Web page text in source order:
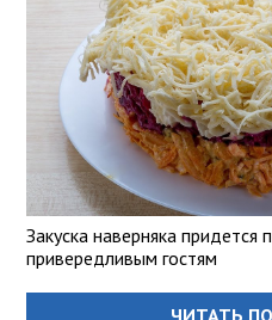
Закуска наверняка
привередливым гостям